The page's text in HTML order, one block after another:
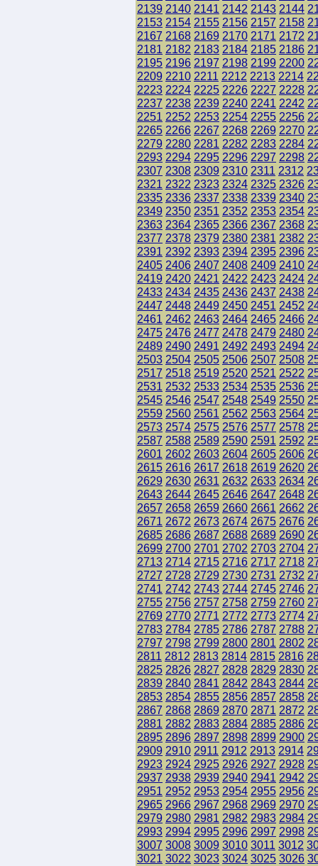
2139 2140 2141 2142 2143 2144
2153 2154 2155 2156 2157 2158
2167 2168 2169 2170 2171 2172
2181 2182 2183 2184 2185 2186
2195 2196 2197 2198 2199 2200
2209 2210 2211 2212 2213 2214
2223 2224 2225 2226 2227 2228
2237 2238 2239 2240 2241 2242
2251 2252 2253 2254 2255 2256
2265 2266 2267 2268 2269 2270
2279 2280 2281 2282 2283 2284
2293 2294 2295 2296 2297 2298
2307 2308 2309 2310 2311 2312
2321 2322 2323 2324 2325 2326
2335 2336 2337 2338 2339 2340
2349 2350 2351 2352 2353 2354
2363 2364 2365 2366 2367 2368
2377 2378 2379 2380 2381 2382
2391 2392 2393 2394 2395 2396
2405 2406 2407 2408 2409 2410
2419 2420 2421 2422 2423 2424
2433 2434 2435 2436 2437 2438
2447 2448 2449 2450 2451 2452
2461 2462 2463 2464 2465 2466
2475 2476 2477 2478 2479 2480
2489 2490 2491 2492 2493 2494
2503 2504 2505 2506 2507 2508
2517 2518 2519 2520 2521 2522
2531 2532 2533 2534 2535 2536
2545 2546 2547 2548 2549 2550
2559 2560 2561 2562 2563 2564
2573 2574 2575 2576 2577 2578
2587 2588 2589 2590 2591 2592
2601 2602 2603 2604 2605 2606
2615 2616 2617 2618 2619 2620
2629 2630 2631 2632 2633 2634
2643 2644 2645 2646 2647 2648
2657 2658 2659 2660 2661 2662
2671 2672 2673 2674 2675 2676
2685 2686 2687 2688 2689 2690
2699 2700 2701 2702 2703 2704
2713 2714 2715 2716 2717 2718
2727 2728 2729 2730 2731 2732
2741 2742 2743 2744 2745 2746
2755 2756 2757 2758 2759 2760
2769 2770 2771 2772 2773 2774
2783 2784 2785 2786 2787 2788
2797 2798 2799 2800 2801 2802
2811 2812 2813 2814 2815 2816
2825 2826 2827 2828 2829 2830
2839 2840 2841 2842 2843 2844
2853 2854 2855 2856 2857 2858
2867 2868 2869 2870 2871 2872
2881 2882 2883 2884 2885 2886
2895 2896 2897 2898 2899 2900
2909 2910 2911 2912 2913 2914
2923 2924 2925 2926 2927 2928
2937 2938 2939 2940 2941 2942
2951 2952 2953 2954 2955 2956
2965 2966 2967 2968 2969 2970
2979 2980 2981 2982 2983 2984
2993 2994 2995 2996 2997 2998
3007 3008 3009 3010 3011 3012
3021 3022 3023 3024 3025 3026